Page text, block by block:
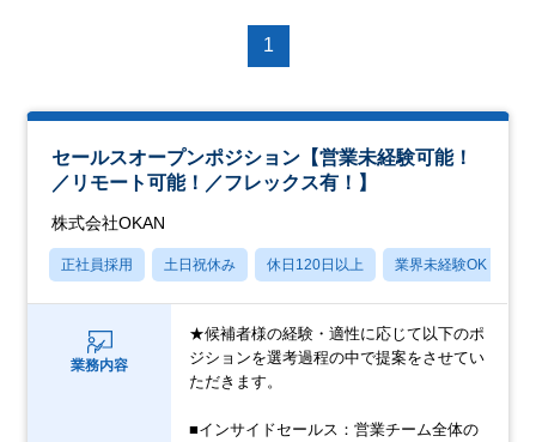
1
セールスオープンポジション【営業未経験可能！
／リモート可能！／フレックス有！】
株式会社OKAN
正社員採用 土日祝休み 休日120日以上 業界未経験OK
業務内容
★候補者様の経験・適性に応じて以下のポ
ジションを選考過程の中で提案をさせてい
ただきます。
■インサイドセールス：営業チーム全体の